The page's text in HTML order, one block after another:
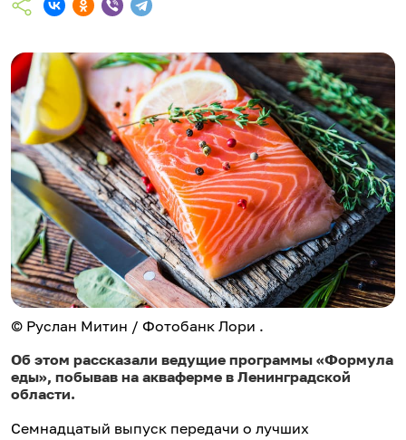
© Руслан Митин / Фотобанк Лори .
Об этом рассказали ведущие программы «Формула
еды», побывав на акваферме в Ленинградской
области.
Семнадцатый выпуск передачи о лучших